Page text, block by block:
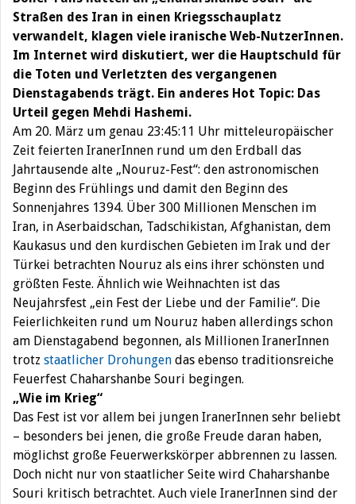
Straßen des Iran in einen Kriegsschauplatz
verwandelt, klagen viele iranische Web-NutzerInnen.
Im Internet wird diskutiert, wer die Hauptschuld für
die Toten und Verletzten des vergangenen
Dienstagabends trägt. Ein anderes Hot Topic: Das
Urteil gegen Mehdi Hashemi.
Am 20. März um genau 23:45:11 Uhr mitteleuropäischer
Zeit feierten IranerInnen rund um den Erdball das
Jahrtausende alte „Nouruz-Fest“: den astronomischen
Beginn des Frühlings und damit den Beginn des
Sonnenjahres 1394. Über 300 Millionen Menschen im
Iran, in Aserbaidschan, Tadschikistan, Afghanistan, dem
Kaukasus und den kurdischen Gebieten im Irak und der
Türkei betrachten Nouruz als eins ihrer schönsten und
größten Feste. Ähnlich wie Weihnachten ist das
Neujahrsfest „ein Fest der Liebe und der Familie“. Die
Feierlichkeiten rund um Nouruz haben allerdings schon
am Dienstagabend begonnen, als Millionen IranerInnen
trotz staatlicher Drohungen das ebenso traditionsreiche
Feuerfest Chaharshanbe Souri begingen.
„Wie im Krieg“
Das Fest ist vor allem bei jungen IranerInnen sehr beliebt
– besonders bei jenen, die große Freude daran haben,
möglichst große Feuerwerkskörper abbrennen zu lassen.
Doch nicht nur von staatlicher Seite wird Chaharshanbe
Souri kritisch betrachtet. Auch viele IranerInnen sind der